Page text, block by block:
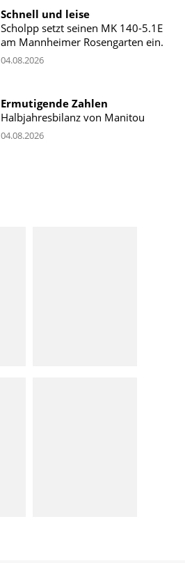
Schnell und leise
Scholpp setzt seinen MK 140-5.1E
am Mannheimer Rosengarten ein.
04.08.2026
Ermutigende Zahlen
Halbjahresbilanz von Manitou
04.08.2026